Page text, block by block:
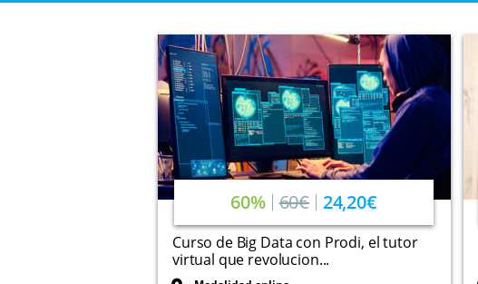
60% 60€ 24,20€
Curso de Big Data con Prodi, el tutor
virtual que revolucion...